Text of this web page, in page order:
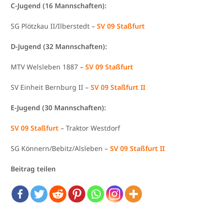
C-Jugend (16 Mannschaften):
SG Plötzkau II/Ilberstedt –SV 09 Staßfurt
D-Jugend (32 Mannschaften):
MTV Welsleben 1887 –SV 09 Staßfurt
SV Einheit Bernburg II –SV 09 Staßfurt II
E-Jugend (30 Mannschaften):
SV 09 Staßfurt – Traktor Westdorf
SG Könnern/Bebitz/Alsleben –SV 09 Staßfurt II
Beitrag teilen